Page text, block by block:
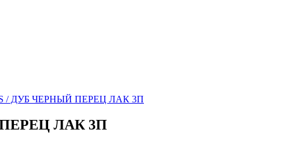
3S / ДУБ ЧЕРНЫЙ ПЕРЕЦ ЛАК 3П
ПЕРЕЦ ЛАК 3П